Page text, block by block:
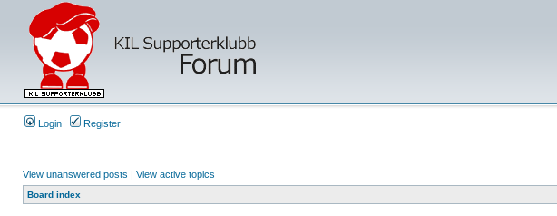
Login Register
View unanswered posts | View active topics
Board index